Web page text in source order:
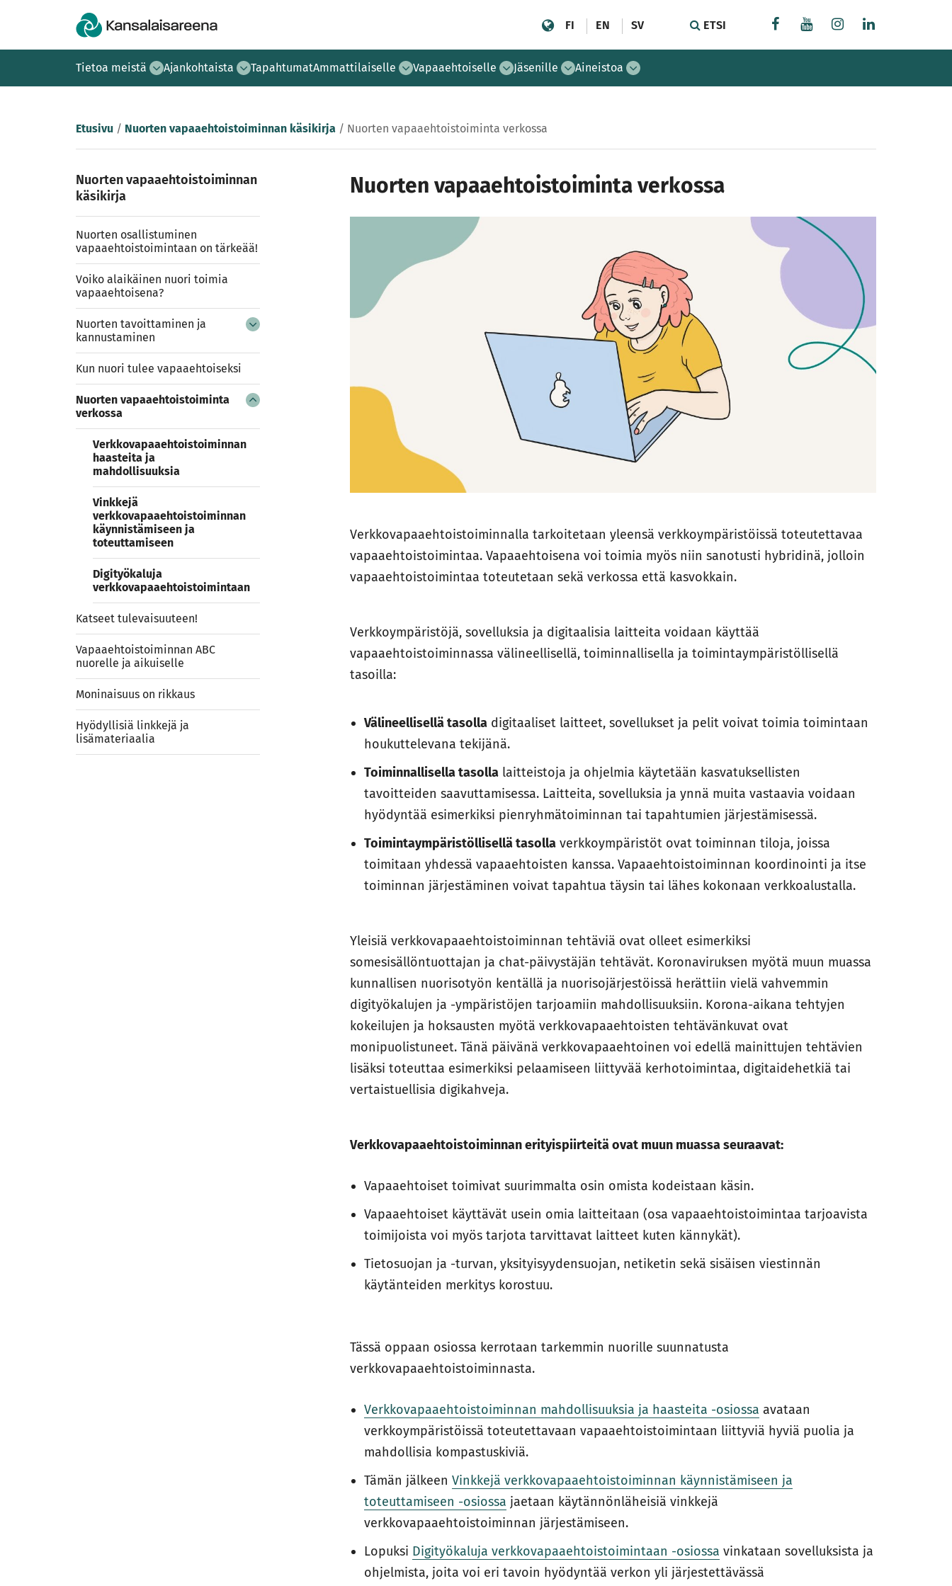
FI EN SV ETSI
Tietoa meistä Ajankohtaista TapahtumatAmmattilaiselle Vapaaehtoiselle Jäsenille Aineistoa
Etusivu / Nuorten vapaaehtoistoiminnan käsikirja / Nuorten vapaaehtoistoiminta verkossa
Nuorten vapaaehtoistoiminnan
käsikirja
Nuorten osallistuminen
vapaaehtoistoimintaan on tärkeää!
Voiko alaikäinen nuori toimia
vapaaehtoisena?
Nuorten tavoittaminen ja
kannustaminen
Kun nuori tulee vapaaehtoiseksi
Nuorten vapaaehtoistoiminta
verkossa
Verkkovapaaehtoistoiminnan
haasteita ja
mahdollisuuksia
Vinkkejä
verkkovapaaehtoistoiminnan
käynnistämiseen ja
toteuttamiseen
Digityökaluja
verkkovapaaehtoistoimintaan
Katseet tulevaisuuteen!
Vapaaehtoistoiminnan ABC
nuorelle ja aikuiselle
Moninaisuus on rikkaus
Hyödyllisiä linkkejä ja
lisämateriaalia
Nuorten vapaaehtoistoiminta verkossa
Verkkovapaaehtoistoiminnalla tarkoitetaan yleensä verkkoympäristöissä toteutettavaa
vapaaehtoistoimintaa. Vapaaehtoisena voi toimia myös niin sanotusti hybridinä, jolloin
vapaaehtoistoimintaa toteutetaan sekä verkossa että kasvokkain.
Verkkoympäristöjä, sovelluksia ja digitaalisia laitteita voidaan käyttää
vapaaehtoistoiminnassa välineellisellä, toiminnallisella ja toimintaympäristöllisellä
tasoilla:
Välineellisellä tasolladigitaaliset laitteet, sovellukset ja pelit voivat toimia toimintaan
houkuttelevana tekijänä.
Toiminnallisella tasollalaitteistoja ja ohjelmia käytetään kasvatuksellisten
tavoitteiden saavuttamisessa. Laitteita, sovelluksia ja ynnä muita vastaavia voidaan
hyödyntää esimerkiksi pienryhmätoiminnan tai tapahtumien järjestämisessä.
Toimintaympäristöllisellä tasollaverkkoympäristöt ovat toiminnan tiloja, joissa
toimitaan yhdessä vapaaehtoisten kanssa. Vapaaehtoistoiminnan koordinointi ja itse
toiminnan järjestäminen voivat tapahtua täysin tai lähes kokonaan verkkoalustalla.
Yleisiä verkkovapaaehtoistoiminnan tehtäviä ovat olleet esimerkiksi
somesisällöntuottajan ja chat-päivystäjän tehtävät. Koronaviruksen myötä muun muassa
kunnallisen nuorisotyön kentällä ja nuorisojärjestöissä herättiin vielä vahvemmin
digityökalujen ja -ympäristöjen tarjoamiin mahdollisuuksiin. Korona-aikana tehtyjen
kokeilujen ja hoksausten myötä verkkovapaaehtoisten tehtävänkuvat ovat
monipuolistuneet. Tänä päivänä verkkovapaaehtoinen voi edellä mainittujen tehtävien
lisäksi toteuttaa esimerkiksi pelaamiseen liittyvää kerhotoimintaa, digitaidehetkiä tai
vertaistuellisia digikahveja.
Verkkovapaaehtoistoiminnan erityispiirteitä ovat muun muassa seuraavat:
Vapaaehtoiset toimivat suurimmalta osin omista kodeistaan käsin.
Vapaaehtoiset käyttävät usein omia laitteitaan (osa vapaaehtoistoimintaa tarjoavista
toimijoista voi myös tarjota tarvittavat laitteet kuten kännykät).
Tietosuojan ja -turvan, yksityisyydensuojan, netiketin sekä sisäisen viestinnän
käytänteiden merkitys korostuu.
Tässä oppaan osiossa kerrotaan tarkemmin nuorille suunnatusta
verkkovapaaehtoistoiminnasta.
Verkkovapaaehtoistoiminnan mahdollisuuksia ja haasteita -osiossa avataan
verkkoympäristöissä toteutettavaan vapaaehtoistoimintaan liittyviä hyviä puolia ja
mahdollisia kompastuskiviä.
Tämän jälkeen Vinkkejä verkkovapaaehtoistoiminnan käynnistämiseen ja
toteuttamiseen -osiossa jaetaan käytännönläheisiä vinkkejä
verkkovapaaehtoistoiminnan järjestämiseen.
Lopuksi Digityökaluja verkkovapaaehtoistoimintaan -osiossa vinkataan sovelluksista ja
ohjelmista, joita voi eri tavoin hyödyntää verkon yli järjestettävässä